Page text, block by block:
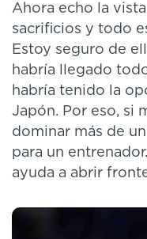
Ahora echo la
sacrificios y todo
Estoy seguro de
habría llegado
habría tenido la
Japón. Por eso, si
dominar más de
para un
ayuda a abrir